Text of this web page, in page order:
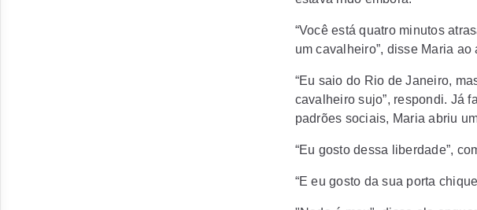
“Você está quatro minutos
um cavalheiro”, disse Maria ao
“Eu saio do Rio de Janeiro,
cavalheiro sujo”, respondi. Já
padrões sociais, Maria abriu
“Eu gosto dessa liberdade”,
“E eu gosto da sua porta